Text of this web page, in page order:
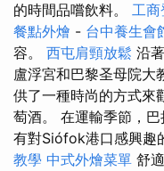
的時間品嚐飲料。 工商
餐點外燴 - 台中養生會
容。 西屯肩頸放鬆 沿
盧浮宮和巴黎圣母院大
供了一種時尚的方式來
萄酒。 在運輸季節，
有對Siófok港口感興趣
教學 中式外燴菜單 舒